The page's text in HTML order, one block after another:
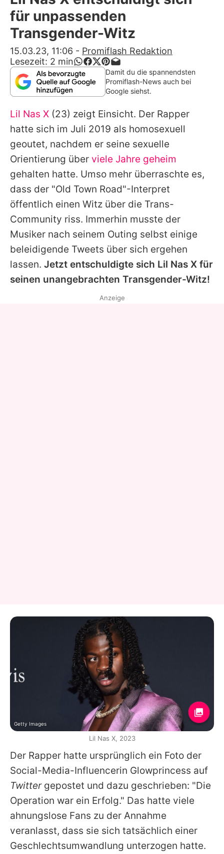
Alle Themen auf Promiflash
Jobs
App runterladen
Team
Redaktionelle Richtlinien
Impressum
Datenschutzerklärung
Nutzungsbedingungen
Utiq verwalten
für unpassenden
Transgender-Witz
15.03.23, 11:06 - Promiflash Redaktion
Lesezeit: 2 min
Damit du die spannendsten
Promiflash-News auch bei
Google siehst.
Lil Nas X (23) zeigt Einsicht. Der Rapper
hatte sich im Juli 2019 als homosexuell
geoutet, nachdem er seine sexuelle
Orientierung über viele Jahre geheim
gehalten hatte. Umso mehr überraschte es,
dass der "Old Town Road"-Interpret
öffentlich einen Witz über die Trans-
Community riss. Immerhin musste der
Musiker nach seinem Outing selbst einige
beleidigende Tweets über sich ergehen
lassen. Jetzt entschuldigte sich Lil Nas X für
seinen unangebrachten Transgender-Witz!
Der Rapper hatte ursprünglich ein Foto der
Social-Media-Influencerin Glowprincess auf
Twittergepostet und dazu geschrieben: "Die
Operation war ein Erfolg." Das hatte viele
ahnungslose Fans zu der Annahme
veranlasst, dass sie sich tatsächlich einer
Geschlechtsumwandlung unterzogen hatte.
Anzeige
Getty Images
Lil Nas X, 2023